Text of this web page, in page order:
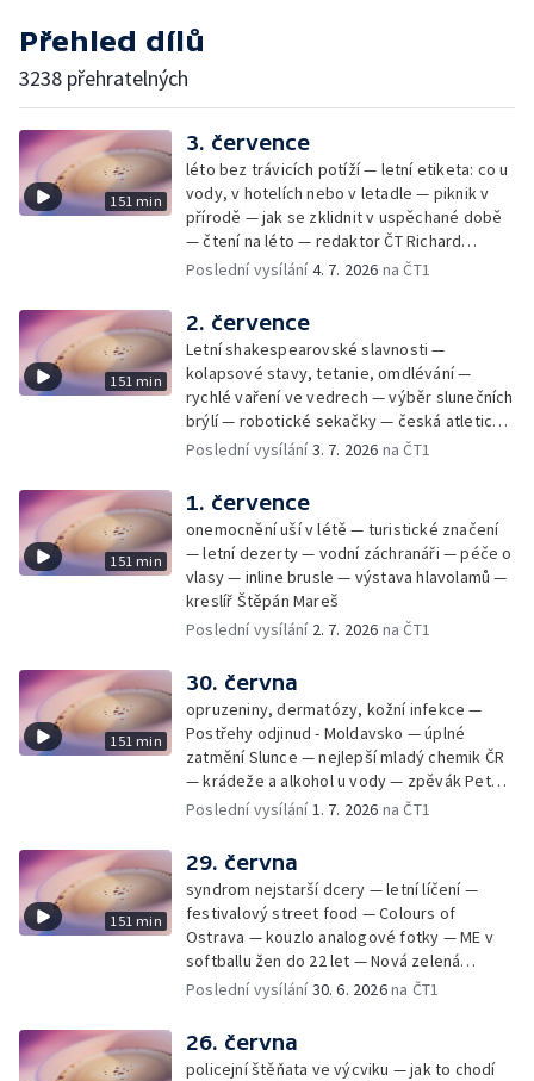
Přehled dílů
3238 přehratelných
151 min
3. července
léto bez trávicích potíží — letní etiketa: co u
vody, v hotelích nebo v letadle — piknik v
přírodě — jak se zklidnit v uspěchané době
— čtení na léto — redaktor ČT Richard
Samko
Poslední vysílání4. 7. 2026 na ČT1
151 min
2. července
Letní shakespearovské slavnosti —
kolapsové stavy, tetanie, omdlévání —
rychlé vaření ve vedrech — výběr slunečních
brýlí — robotické sekačky — česká atletická
rekordmanka — psí seriál: výmarský
Poslední vysílání3. 7. 2026 na ČT1
151 min
1. července
onemocnění uší v létě — turistické značení
— letní dezerty — vodní záchranáři — péče o
vlasy — inline brusle — výstava hlavolamů —
kreslíř Štěpán Mareš
Poslední vysílání 2. 7. 2026 na ČT1
151 min
30. června
opruzeniny, dermatózy, kožní infekce —
Postřehy odjinud - Moldavsko — úplné
zatmění Slunce — nejlepší mladý chemik ČR
— krádeže a alkohol u vody — zpěvák Peter
Cmorik
Poslední vysílání1. 7. 2026 na ČT1
151 min
29. června
syndrom nejstarší dcery — letní líčení —
festivalový street food — Colours of
Ostrava — kouzlo analogové fotky — ME v
softballu žen do 22 let — Nová zelená
úsporám — Global Teacher Prize Czech
Poslední vysílání30. 6. 2026na ČT1
26. června
policejní štěňata ve výcviku — jak to chodí